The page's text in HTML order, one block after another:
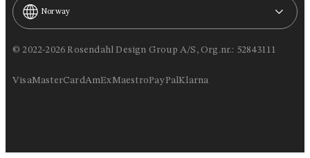
© 2022-2026 Rosendahl Design Group A/S, Org.nr.: 52843111
VisaMasterCardAmExMaestroPayPalKlarna
Norway